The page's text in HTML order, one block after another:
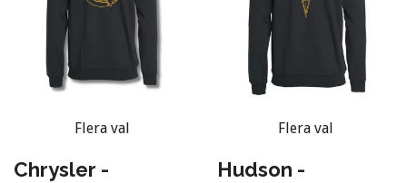
Flera val
Chrysler -
Flera val
Hudson -